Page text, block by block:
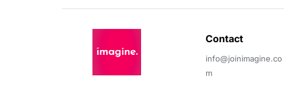
Contact
info@joinimagine.co
m